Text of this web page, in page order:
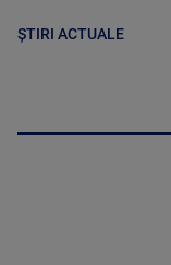
ȘTIRI ACTUALE